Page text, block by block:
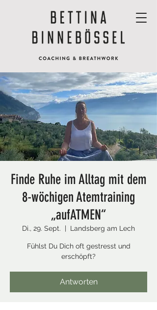
Finde Ruhe im Alltag mit dem
8-wöchigen Atemtraining
„aufATMEN“
Di., 29. Sept.
  |
Landsberg am Lech
Fühlst Du Dich oft gestresst und
erschöpft?
Antworten